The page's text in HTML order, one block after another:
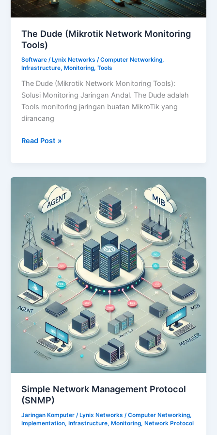
The Dude (Mikrotik Network Monitoring
Tools)
Software /Lynix Networks /Computer Networking,
Infrastructure,Monitoring,Tools
The Dude (Mikrotik Network Monitoring Tools):
Solusi Monitoring Jaringan Andal. The Dude adalah
Tools monitoring jaringan buatan MikroTik yang
dirancang
The
Network
Monitoring
Tools)
Read Post »
Simple Network Management Protocol
(SNMP)
Jaringan Komputer /Lynix Networks/Computer Networking,
Implementation,Infrastructure,Monitoring,Network Protocol